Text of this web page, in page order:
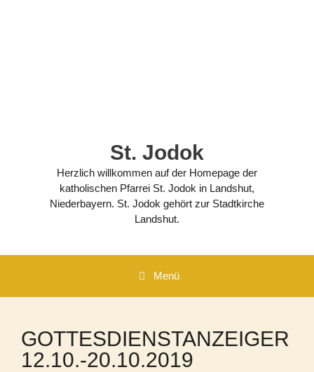
St. Jodok
Herzlich willkommen auf der Homepage der
katholischen Pfarrei St. Jodok in Landshut,
Niederbayern. St. Jodok gehört zur Stadtkirche
Landshut.
Menü
GOTTESDIENSTANZEIGER
12.10.-20.10.2019